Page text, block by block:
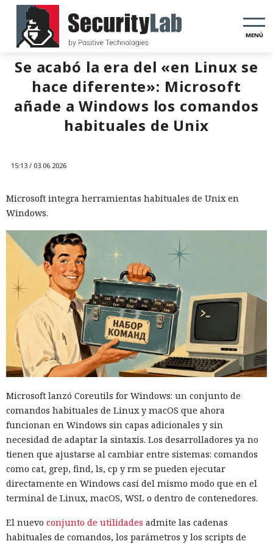
MENÚ
Se acabó la era del «en Linux se
hace diferente»: Microsoft
añade a Windows los comandos
habituales de Unix
15:13 / 03.06.2026
Microsoft integra herramientas habituales de Unix en
Windows.
Microsoft lanzó Coreutils for Windows: un conjunto de
comandos habituales de Linux y macOS que ahora
funcionan en Windows sin capas adicionales y sin
necesidad de adaptar la sintaxis. Los desarrolladores ya no
tienen que ajustarse al cambiar entre sistemas: comandos
como cat, grep, find, ls, cp y rm se pueden ejecutar
directamente en Windows casi del mismo modo que en el
terminal de Linux, macOS, WSL o dentro de contenedores.
El nuevo conjunto de utilidades admite las cadenas
habituales de comandos, los parámetros y los scripts de